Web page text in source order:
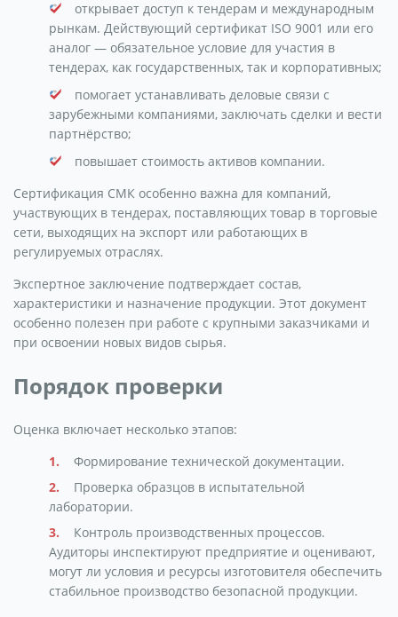
открывает доступ к тендерам и международным
рынкам. Действующий сертификат ISO 9001 или его
аналог — обязательное условие для участия в
тендерах, как государственных, так и корпоративных;
помогает устанавливать деловые связи с
зарубежными компаниями, заключать сделки и вести
партнёрство;
повышает стоимость активов компании.
Сертификация СМК особенно важна для компаний,
участвующих в тендерах, поставляющих товар в торговые
сети, выходящих на экспорт или работающих в
регулируемых отраслях.
Экспертное заключение подтверждает состав,
характеристики и назначение продукции. Этот документ
особенно полезен при работе с крупными заказчиками и
при освоении новых видов сырья.
Порядок проверки
Оценка включает несколько этапов:
Формирование технической документации.
Проверка образцов в испытательной
лаборатории.
Контроль производственных процессов.
Аудиторы инспектируют предприятие и оценивают,
могут ли условия и ресурсы изготовителя обеспечить
стабильное производство безопасной продукции.